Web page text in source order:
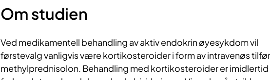
Om studien
Ved medikamentell behandling av aktiv endokrin øyesykdom vil
førstevalg vanligvis være kortikosteroider i form av intravenøs
methylprednisolon. Behandling med kortikosteroider er imidlertid